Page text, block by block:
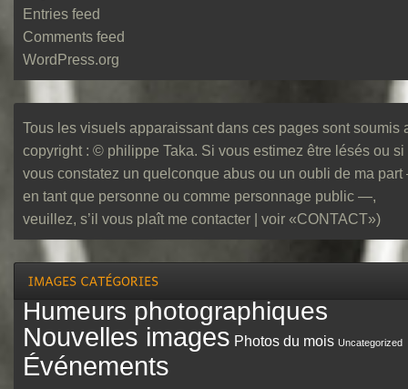
Entries feed
Comments feed
WordPress.org
Tous les visuels apparaissant dans ces pages sont soumis
copyright : © philippe Taka. Si vous estimez être lésés ou si
vous constatez un quelconque abus ou un oubli de ma
en tant que personne ou comme personnage public —,
veuillez, s’il vous plaît me contacter | voir «CONTACT»)
Humeurs photographiques
Nouvelles images Photos du mois Uncategorized
Événements